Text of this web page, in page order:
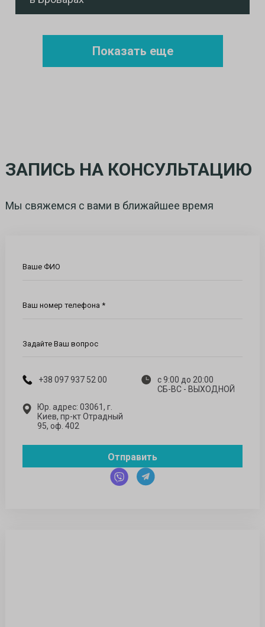
Показать еще
ЗАПИСЬ НА КОНСУЛЬТАЦИЮ
Мы свяжемся с вами в ближайшее время
Ваше ФИО
Ваш номер телефона *
Задайте Ваш вопрос
+38 097 937 52 00
с 9:00 до 20:00
СБ-ВС - ВЫХОДНОЙ
Юр. адрес: 03061, г.
Киев, пр-кт Отрадный
95, оф. 402
Отправить